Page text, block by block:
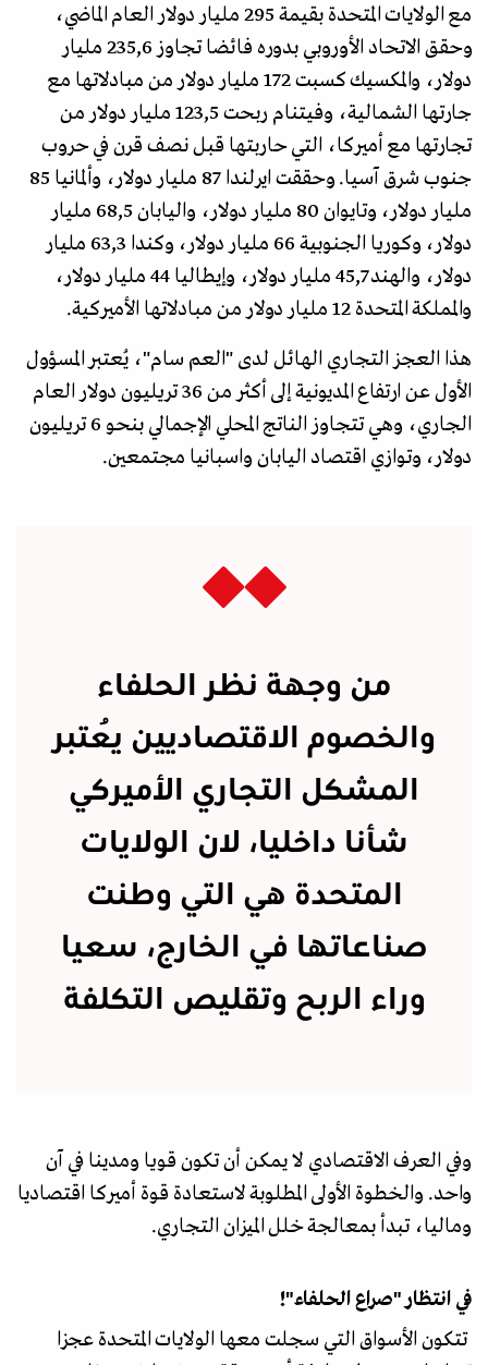
مع الولايات المتحدة بقيمة 295 مليار دولار العام الماضي،
وحقق الاتحاد الأوروبي بدوره فائضا تجاوز 235,6 مليار
دولار، والمكسيك كسبت 172 مليار دولار من مبادلاتها مع
جارتها الشمالية، وفيتنام ربحت 123,5 مليار دولار من
تجارتها مع أميركا، التي حاربتها قبل نصف قرن في حروب
جنوب شرق آسيا. وحققت ايرلندا 87 مليار دولار، وألمانيا 85
مليار دولار، وتايوان 80 مليار دولار، واليابان 68,5 مليار
دولار، وكوريا الجنوبية 66 مليار دولار، وكندا 63,3 مليار
دولار، والهند 45,7 مليار دولار، وإيطاليا 44 مليار دولار،
والمملكة المتحدة 12 مليار دولار من مبادلاتها الأميركية.
هذا العجز التجاري الهائل لدى "العم سام"، يُعتبر المسؤول
الأول عن ارتفاع المديونية إلى أكثر من 36 تريليون دولار العام
الجاري، وهي تتجاوز الناتج المحلي الإجمالي بنحو 6 تريليون
دولار، وتوازي اقتصاد اليابان واسبانيا مجتمعين.
من وجهة نظر الحلفاء
والخصوم الاقتصاديين يُعتبر
المشكل التجاري الأميركي
شأنا داخليا، لان الولايات
المتحدة هي التي وطنت
صناعاتها في الخارج، سعيا
وراء الربح وتقليص التكلفة
وفي العرف الاقتصادي لا يمكن أن تكون قويا ومدينا في آن
واحد. والخطوة الأولى المطلوبة لاستعادة قوة أميركا اقتصاديا
وماليا، تبدأ بمعالجة خلل الميزان التجاري.
في انتظار "صراع الحلفاء"!
تتكون الأسواق التي سجلت معها الولايات المتحدة عجزا